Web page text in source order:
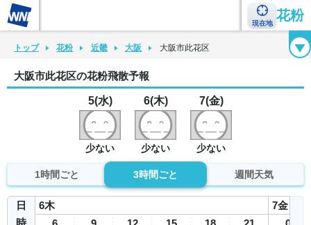
現在地
花粉
花粉カレンダー 花粉図鑑 花粉症チェックシート 花粉症ハンドブック
トップ 花粉 近畿 大阪 大阪市此花区
大阪市此花区の花粉飛散予報
5(水)
少ない
6(木)
少ない
7(金)
少ない
1時間ごと 3時間ごと 週間天気
日
時
6木
7金